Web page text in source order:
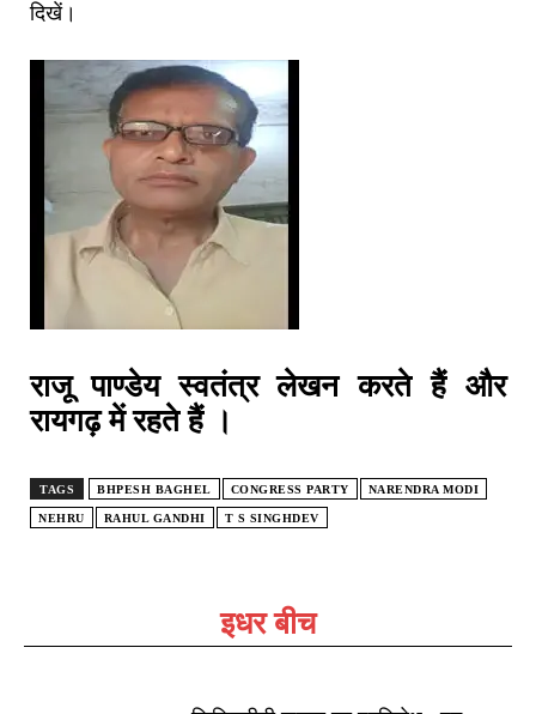
इधर बीच
दिखें।
राजू पाण्डेय स्वतंत्र लेखन करते हैं और
रायगढ़ में रहते हैं ।
TAGS BHPESH BAGHEL CONGRESS PARTY NARENDRA MODI
NEHRU RAHUL GANDHI T S SINGHDEV